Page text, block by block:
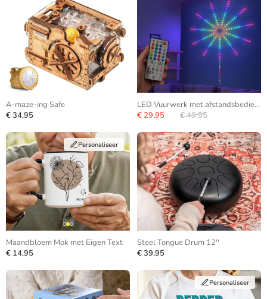
A-maze-ing Safe
€ 34,95
LED Vuurwerk met afstandsbediening
€ 29,95
€ 49,95
Personaliseer
Maandbloem Mok met Eigen Text
€ 14,95
Steel Tongue Drum 12''
€ 39,95
Personaliseer